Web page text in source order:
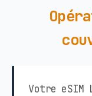
Votre eSIM